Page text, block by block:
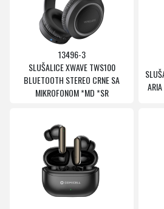
13496-3
SLUŠALICE XWAVE TWS100
BLUETOOTH STEREO CRNE SA
MIKROFONOM *MD *SR